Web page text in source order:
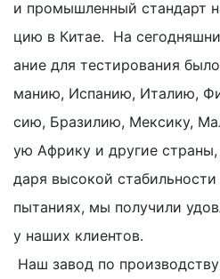
и промышленный стандарт
цию в Китае. На
ание для тестирования
манию, Испанию, Италию,
сию, Бразилию, Мексику,
ую Африку и другие
даря высокой
пытаниях, мы получили
у наших клиентов.
Наш завод по